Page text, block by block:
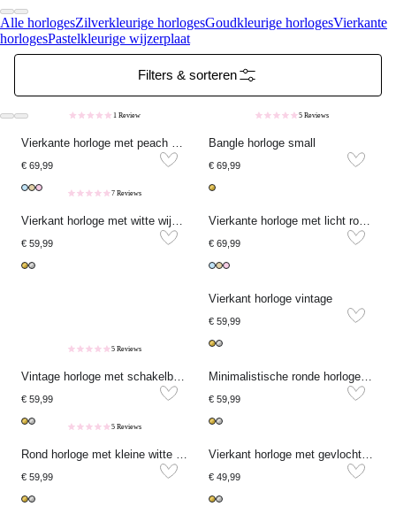
Alle horlogesZilverkleurige horlogesGoudkleurige horlogesVierkante
horlogesPastelkleurige wijzerplaat
Filters & sorteren
1 Review
€ 69,99
5 Reviews
Bangle horloge small
€ 69,99
7 Reviews
€ 59,99 € 69,99
Vierkant horloge vintage
€ 59,99
5 Reviews
€ 59,99 € 59,99
5 Reviews
€ 59,99 € 49,99